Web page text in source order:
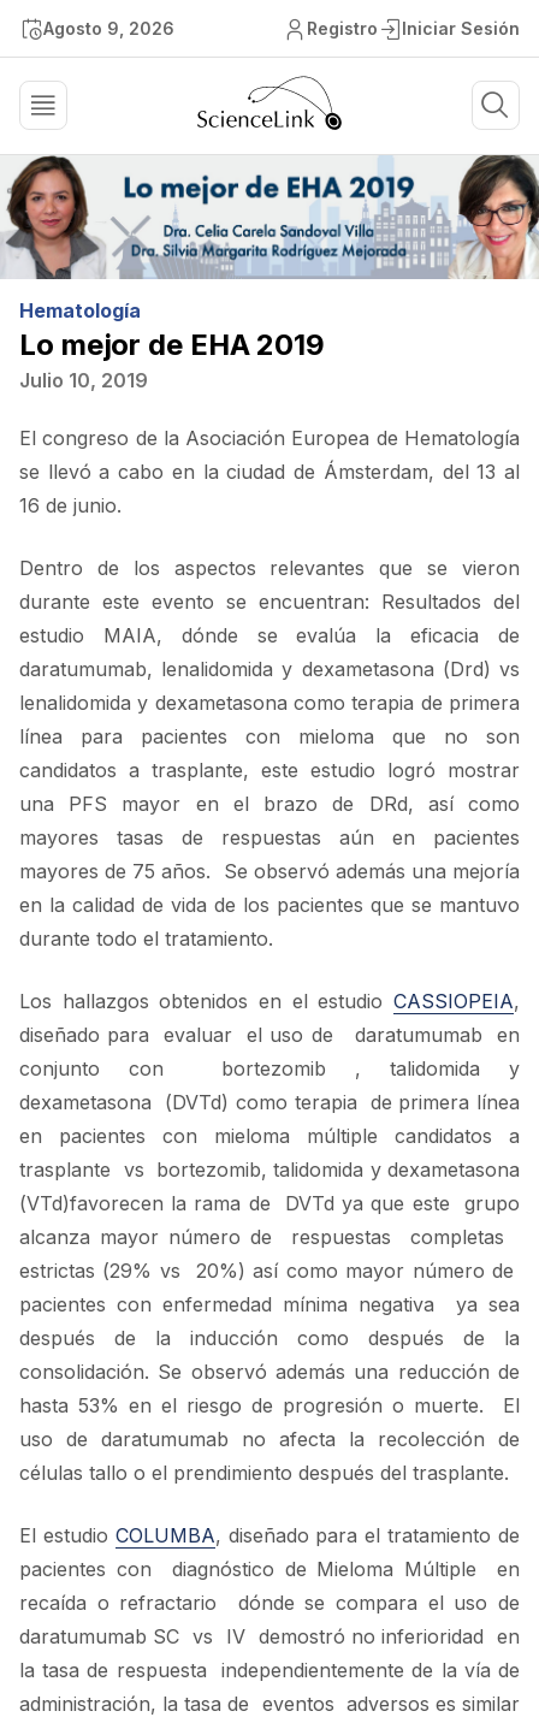
Agosto 9, 2026 Registro Iniciar Sesión
Hematología
Lo mejor de EHA 2019
Julio 10, 2019
El congreso de la Asociación Europea de Hematología
se llevó a cabo en la ciudad de Ámsterdam, del 13 al
16 de junio.
Dentro de los aspectos relevantes que se vieron
durante este evento se encuentran: Resultados del
estudio MAIA, dónde se evalúa la eficacia de
daratumumab, lenalidomida y dexametasona (Drd) vs
lenalidomida y dexametasona como terapia de primera
línea para pacientes con mieloma que no son
candidatos a trasplante, este estudio logró mostrar
una PFS mayor en el brazo de DRd, así como
mayores tasas de respuestas aún en pacientes
mayores de 75 años. Se observó además una mejoría
en la calidad de vida de los pacientes que se mantuvo
durante todo el tratamiento.
Los hallazgos obtenidos en el estudio CASSIOPEIA,
diseñado para evaluar el uso de daratumumab en
conjunto con bortezomib , talidomida y
dexametasona (DVTd) como terapia de primera línea
en pacientes con mieloma múltiple candidatos a
trasplante vs bortezomib, talidomida y dexametasona
(VTd)favorecen la rama de DVTd ya que este grupo
alcanza mayor número de respuestas completas
estrictas (29% vs 20%) así como mayor número de
pacientes con enfermedad mínima negativa ya sea
después de la inducción como después de la
consolidación. Se observó además una reducción de
hasta 53% en el riesgo de progresión o muerte. El
uso de daratumumab no afecta la recolección de
células tallo o el prendimiento después del trasplante.
El estudio COLUMBA, diseñado para el tratamiento de
pacientes con diagnóstico de Mieloma Múltiple en
recaída o refractario dónde se compara el uso de
daratumumab SC vs IV demostró no inferioridad en
la tasa de respuesta independientemente de la vía de
administración, la tasa de eventos adversos es similar